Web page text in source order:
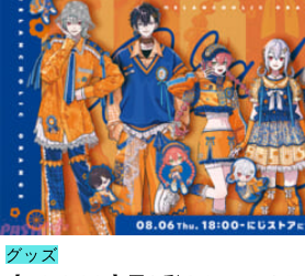
グッズ